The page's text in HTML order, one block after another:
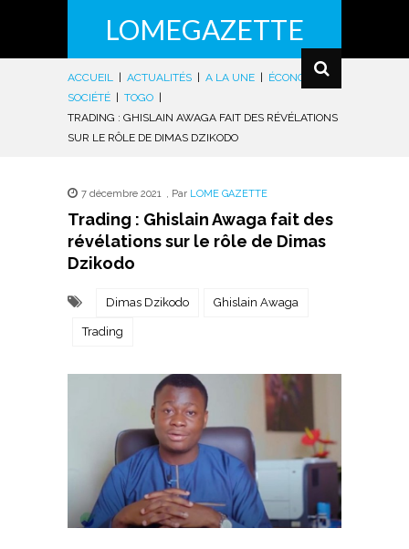
LOMEGAZETTE
ACCUEIL ACTUALITÉS A LA UNE ÉCONOMIE |
SOCIÉTÉ
TOGO
TRADING : GHISLAIN AWAGA FAIT DES RÉVÉLATIONS
SUR LE RÔLE DE DIMAS DZIKODO
7 décembre 2021 , Par LOME GAZETTE
Trading : Ghislain Awaga fait des
révélations sur le rôle de Dimas
Dzikodo
Dimas Dzikodo Ghislain Awaga
Trading